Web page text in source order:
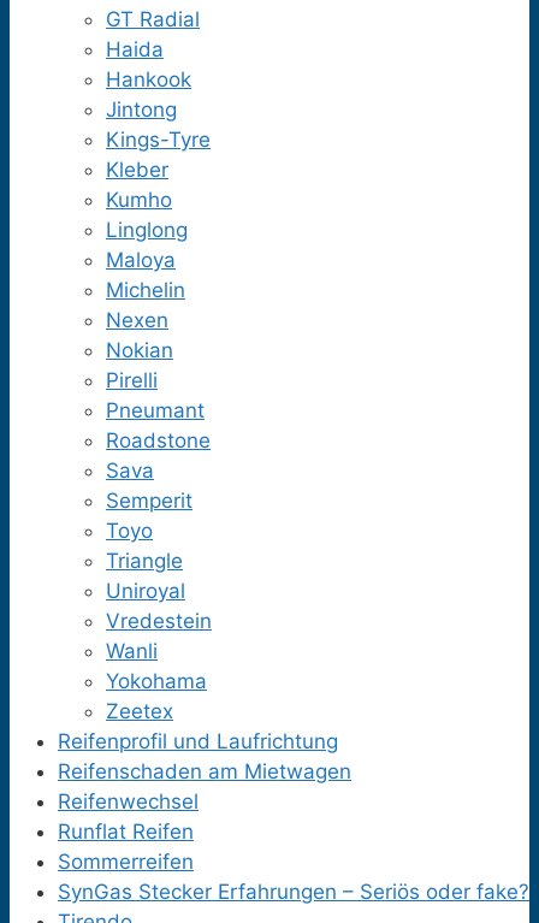
GT Radial
Haida
Hankook
Jintong
Kings-Tyre
Kleber
Kumho
Linglong
Maloya
Michelin
Nexen
Nokian
Pirelli
Pneumant
Roadstone
Sava
Semperit
Toyo
Triangle
Uniroyal
Vredestein
Wanli
Yokohama
Zeetex
Reifenprofil und Laufrichtung
Reifenschaden am Mietwagen
Reifenwechsel
Runflat Reifen
Sommerreifen
SynGas Stecker Erfahrungen – Seriös oder fake?